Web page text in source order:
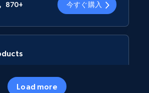
870+ 今すぐ購入
urls, Top reviews, and
Load more